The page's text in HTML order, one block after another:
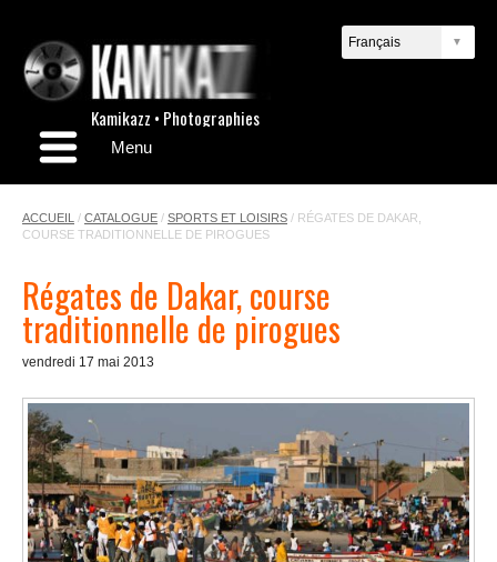
Kamikazz • Photographies
Menu
ACCUEIL / CATALOGUE / SPORTS ET LOISIRS / RÉGATES DE DAKAR,
COURSE TRADITIONNELLE DE PIROGUES
Régates de Dakar, course
traditionnelle de pirogues
vendredi 17 mai 2013